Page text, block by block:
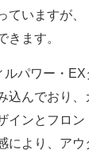
ていますが、
きます。
パワー・EX
込んでおり
インとフロン
により、ア